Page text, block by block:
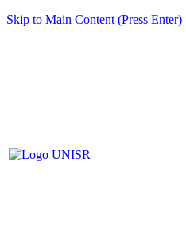
Skip to Main Content (Press Enter)